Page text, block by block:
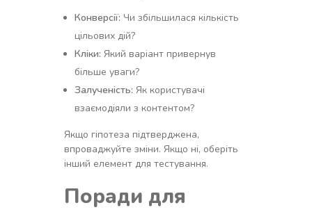
Конверсії: Чи збільшилася кількість
цільових дій?
Кліки: Який варіант привернув
більше уваги?
Залученість: Як користувачі
взаємодіяли з контентом?
Якщо гіпотеза підтверджена,
впроваджуйте зміни. Якщо ні, оберіть
інший елемент для тестування.
Поради для